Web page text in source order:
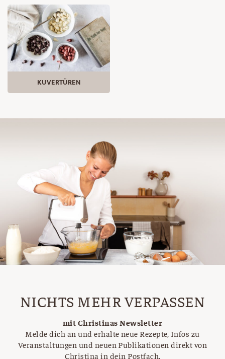
KUVERTÜREN
NICHTS MEHR VERPASSEN
mit Christinas Newsletter
Melde dich an und erhalte neue Rezepte, Infos zu
Veranstaltungen und neuen Publikationen direkt von
Christina in dein Postfach.